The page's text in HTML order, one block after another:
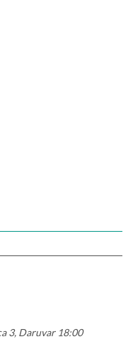
3, Daruvar 18:00